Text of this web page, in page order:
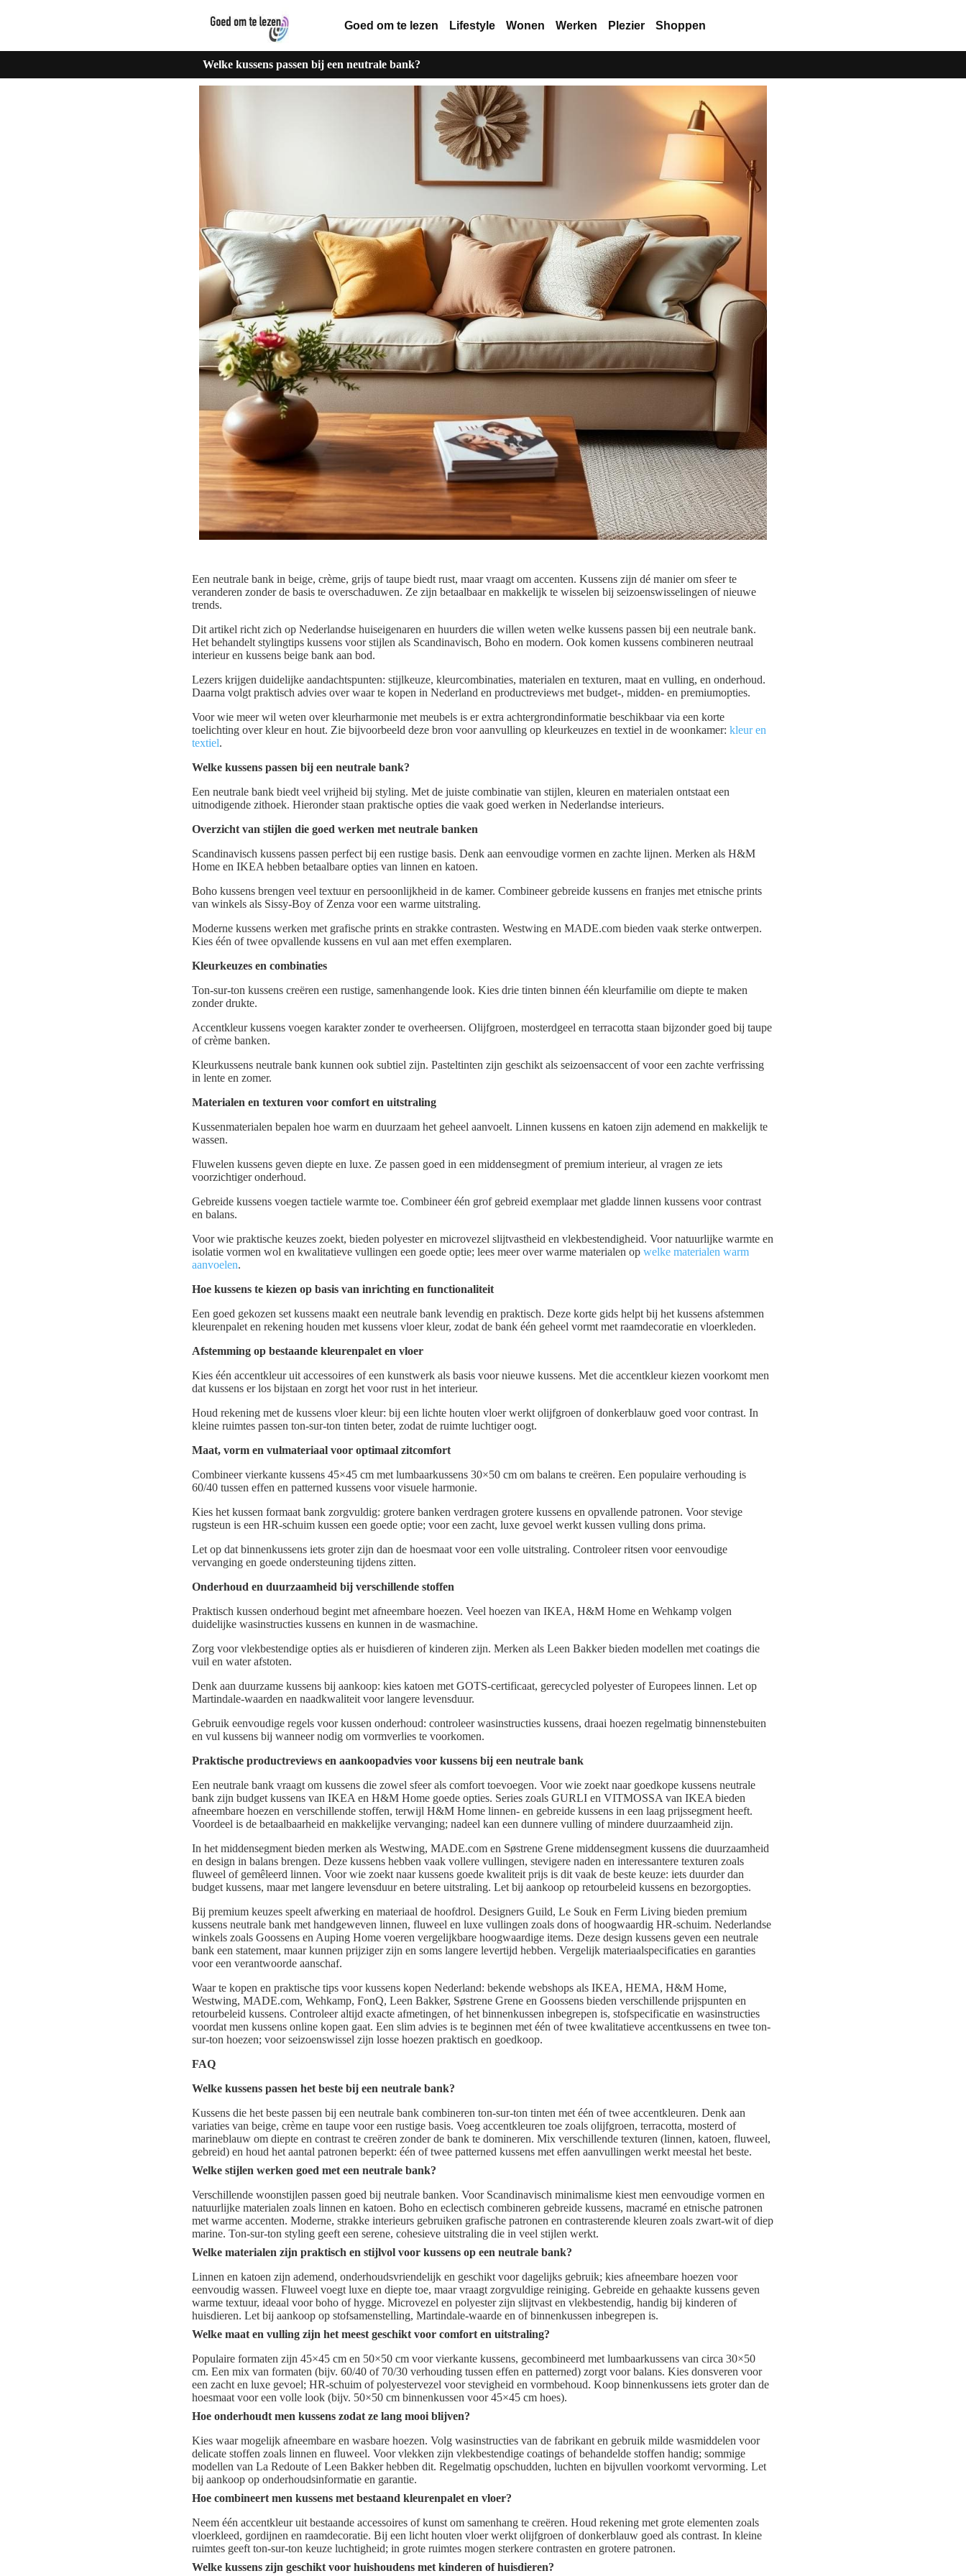
Goed om te lezen Lifestyle Wonen Werken Plezier Shoppen
Welke kussens passen bij een neutrale bank?
Een neutrale bank in beige, crème, grijs of taupe biedt rust, maar vraagt om accenten. Kussens zijn dé manier om sfeer te
veranderen zonder de basis te overschaduwen. Ze zijn betaalbaar en makkelijk te wisselen bij seizoenswisselingen of nieuwe
trends.
Dit artikel richt zich op Nederlandse huiseigenaren en huurders die willen weten welke kussens passen bij een neutrale bank.
Het behandelt stylingtips kussens voor stijlen als Scandinavisch, Boho en modern. Ook komen kussens combineren neutraal
interieur en kussens beige bank aan bod.
Lezers krijgen duidelijke aandachtspunten: stijlkeuze, kleurcombinaties, materialen en texturen, maat en vulling, en onderhoud.
Daarna volgt praktisch advies over waar te kopen in Nederland en productreviews met budget-, midden- en premiumopties.
Voor wie meer wil weten over kleurharmonie met meubels is er extra achtergrondinformatie beschikbaar via een korte
toelichting over kleur en hout. Zie bijvoorbeeld deze bron voor aanvulling op kleurkeuzes en textiel in de woonkamer: kleur en
textiel.
Welke kussens passen bij een neutrale bank?
Een neutrale bank biedt veel vrijheid bij styling. Met de juiste combinatie van stijlen, kleuren en materialen ontstaat een
uitnodigende zithoek. Hieronder staan praktische opties die vaak goed werken in Nederlandse interieurs.
Overzicht van stijlen die goed werken met neutrale banken
Scandinavisch kussens passen perfect bij een rustige basis. Denk aan eenvoudige vormen en zachte lijnen. Merken als H&M
Home en IKEA hebben betaalbare opties van linnen en katoen.
Boho kussens brengen veel textuur en persoonlijkheid in de kamer. Combineer gebreide kussens en franjes met etnische prints
van winkels als Sissy-Boy of Zenza voor een warme uitstraling.
Moderne kussens werken met grafische prints en strakke contrasten. Westwing en MADE.com bieden vaak sterke ontwerpen.
Kies één of twee opvallende kussens en vul aan met effen exemplaren.
Kleurkeuzes en combinaties
Ton-sur-ton kussens creëren een rustige, samenhangende look. Kies drie tinten binnen één kleurfamilie om diepte te maken
zonder drukte.
Accentkleur kussens voegen karakter zonder te overheersen. Olijfgroen, mosterdgeel en terracotta staan bijzonder goed bij taupe
of crème banken.
Kleurkussens neutrale bank kunnen ook subtiel zijn. Pasteltinten zijn geschikt als seizoensaccent of voor een zachte verfrissing
in lente en zomer.
Materialen en texturen voor comfort en uitstraling
Kussenmaterialen bepalen hoe warm en duurzaam het geheel aanvoelt. Linnen kussens en katoen zijn ademend en makkelijk te
wassen.
Fluwelen kussens geven diepte en luxe. Ze passen goed in een middensegment of premium interieur, al vragen ze iets
voorzichtiger onderhoud.
Gebreide kussens voegen tactiele warmte toe. Combineer één grof gebreid exemplaar met gladde linnen kussens voor contrast
en balans.
Voor wie praktische keuzes zoekt, bieden polyester en microvezel slijtvastheid en vlekbestendigheid. Voor natuurlijke warmte en
isolatie vormen wol en kwalitatieve vullingen een goede optie; lees meer over warme materialen op welke materialen warm
aanvoelen.
Hoe kussens te kiezen op basis van inrichting en functionaliteit
Een goed gekozen set kussens maakt een neutrale bank levendig en praktisch. Deze korte gids helpt bij het kussens afstemmen
kleurenpalet en rekening houden met kussens vloer kleur, zodat de bank één geheel vormt met raamdecoratie en vloerkleden.
Afstemming op bestaande kleurenpalet en vloer
Kies één accentkleur uit accessoires of een kunstwerk als basis voor nieuwe kussens. Met die accentkleur kiezen voorkomt men
dat kussens er los bijstaan en zorgt het voor rust in het interieur.
Houd rekening met de kussens vloer kleur: bij een lichte houten vloer werkt olijfgroen of donkerblauw goed voor contrast. In
kleine ruimtes passen ton-sur-ton tinten beter, zodat de ruimte luchtiger oogt.
Maat, vorm en vulmateriaal voor optimaal zitcomfort
Combineer vierkante kussens 45×45 cm met lumbaarkussens 30×50 cm om balans te creëren. Een populaire verhouding is
60/40 tussen effen en patterned kussens voor visuele harmonie.
Kies het kussen formaat bank zorgvuldig: grotere banken verdragen grotere kussens en opvallende patronen. Voor stevige
rugsteun is een HR-schuim kussen een goede optie; voor een zacht, luxe gevoel werkt kussen vulling dons prima.
Let op dat binnenkussens iets groter zijn dan de hoesmaat voor een volle uitstraling. Controleer ritsen voor eenvoudige
vervanging en goede ondersteuning tijdens zitten.
Onderhoud en duurzaamheid bij verschillende stoffen
Praktisch kussen onderhoud begint met afneembare hoezen. Veel hoezen van IKEA, H&M Home en Wehkamp volgen
duidelijke wasinstructies kussens en kunnen in de wasmachine.
Zorg voor vlekbestendige opties als er huisdieren of kinderen zijn. Merken als Leen Bakker bieden modellen met coatings die
vuil en water afstoten.
Denk aan duurzame kussens bij aankoop: kies katoen met GOTS-certificaat, gerecycled polyester of Europees linnen. Let op
Martindale-waarden en naadkwaliteit voor langere levensduur.
Gebruik eenvoudige regels voor kussen onderhoud: controleer wasinstructies kussens, draai hoezen regelmatig binnenstebuiten
en vul kussens bij wanneer nodig om vormverlies te voorkomen.
Praktische productreviews en aankoopadvies voor kussens bij een neutrale bank
Een neutrale bank vraagt om kussens die zowel sfeer als comfort toevoegen. Voor wie zoekt naar goedkope kussens neutrale
bank zijn budget kussens van IKEA en H&M Home goede opties. Series zoals GURLI en VITMOSSA van IKEA bieden
afneembare hoezen en verschillende stoffen, terwijl H&M Home linnen- en gebreide kussens in een laag prijssegment heeft.
Voordeel is de betaalbaarheid en makkelijke vervanging; nadeel kan een dunnere vulling of mindere duurzaamheid zijn.
In het middensegment bieden merken als Westwing, MADE.com en Søstrene Grene middensegment kussens die duurzaamheid
en design in balans brengen. Deze kussens hebben vaak vollere vullingen, stevigere naden en interessantere texturen zoals
fluweel of gemêleerd linnen. Voor wie zoekt naar kussens goede kwaliteit prijs is dit vaak de beste keuze: iets duurder dan
budget kussens, maar met langere levensduur en betere uitstraling. Let bij aankoop op retourbeleid kussens en bezorgopties.
Bij premium keuzes speelt afwerking en materiaal de hoofdrol. Designers Guild, Le Souk en Ferm Living bieden premium
kussens neutrale bank met handgeweven linnen, fluweel en luxe vullingen zoals dons of hoogwaardig HR-schuim. Nederlandse
winkels zoals Goossens en Auping Home voeren vergelijkbare hoogwaardige items. Deze design kussens geven een neutrale
bank een statement, maar kunnen prijziger zijn en soms langere levertijd hebben. Vergelijk materiaalspecificaties en garanties
voor een verantwoorde aanschaf.
Waar te kopen en praktische tips voor kussens kopen Nederland: bekende webshops als IKEA, HEMA, H&M Home,
Westwing, MADE.com, Wehkamp, FonQ, Leen Bakker, Søstrene Grene en Goossens bieden verschillende prijspunten en
retourbeleid kussens. Controleer altijd exacte afmetingen, of het binnenkussen inbegrepen is, stofspecificatie en wasinstructies
voordat men kussens online kopen gaat. Een slim advies is te beginnen met één of twee kwalitatieve accentkussens en twee ton-
sur-ton hoezen; voor seizoenswissel zijn losse hoezen praktisch en goedkoop.
FAQ
Welke kussens passen het beste bij een neutrale bank?
Kussens die het beste passen bij een neutrale bank combineren ton-sur-ton tinten met één of twee accentkleuren. Denk aan
variaties van beige, crème en taupe voor een rustige basis. Voeg accentkleuren toe zoals olijfgroen, terracotta, mosterd of
marineblauw om diepte en contrast te creëren zonder de bank te domineren. Mix verschillende texturen (linnen, katoen, fluweel,
gebreid) en houd het aantal patronen beperkt: één of twee patterned kussens met effen aanvullingen werkt meestal het beste.
Welke stijlen werken goed met een neutrale bank?
Verschillende woonstijlen passen goed bij neutrale banken. Voor Scandinavisch minimalisme kiest men eenvoudige vormen en
natuurlijke materialen zoals linnen en katoen. Boho en eclectisch combineren gebreide kussens, macramé en etnische patronen
met warme accenten. Moderne, strakke interieurs gebruiken grafische patronen en contrasterende kleuren zoals zwart-wit of diep
marine. Ton-sur-ton styling geeft een serene, cohesieve uitstraling die in veel stijlen werkt.
Welke materialen zijn praktisch en stijlvol voor kussens op een neutrale bank?
Linnen en katoen zijn ademend, onderhoudsvriendelijk en geschikt voor dagelijks gebruik; kies afneembare hoezen voor
eenvoudig wassen. Fluweel voegt luxe en diepte toe, maar vraagt zorgvuldige reiniging. Gebreide en gehaakte kussens geven
warme textuur, ideaal voor boho of hygge. Microvezel en polyester zijn slijtvast en vlekbestendig, handig bij kinderen of
huisdieren. Let bij aankoop op stofsamenstelling, Martindale-waarde en of binnenkussen inbegrepen is.
Welke maat en vulling zijn het meest geschikt voor comfort en uitstraling?
Populaire formaten zijn 45×45 cm en 50×50 cm voor vierkante kussens, gecombineerd met lumbaarkussens van circa 30×50
cm. Een mix van formaten (bijv. 60/40 of 70/30 verhouding tussen effen en patterned) zorgt voor balans. Kies donsveren voor
een zacht en luxe gevoel; HR-schuim of polyestervezel voor stevigheid en vormbehoud. Koop binnenkussens iets groter dan de
hoesmaat voor een volle look (bijv. 50×50 cm binnenkussen voor 45×45 cm hoes).
Hoe onderhoudt men kussens zodat ze lang mooi blijven?
Kies waar mogelijk afneembare en wasbare hoezen. Volg wasinstructies van de fabrikant en gebruik milde wasmiddelen voor
delicate stoffen zoals linnen en fluweel. Voor vlekken zijn vlekbestendige coatings of behandelde stoffen handig; sommige
modellen van La Redoute of Leen Bakker hebben dit. Regelmatig opschudden, luchten en bijvullen voorkomt vervorming. Let
bij aankoop op onderhoudsinformatie en garantie.
Hoe combineert men kussens met bestaand kleurenpalet en vloer?
Neem één accentkleur uit bestaande accessoires of kunst om samenhang te creëren. Houd rekening met grote elementen zoals
vloerkleed, gordijnen en raamdecoratie. Bij een licht houten vloer werkt olijfgroen of donkerblauw goed als contrast. In kleine
ruimtes geeft ton-sur-ton keuze luchtigheid; in grote ruimtes mogen sterkere contrasten en grotere patronen.
Welke kussens zijn geschikt voor huishoudens met kinderen of huisdieren?